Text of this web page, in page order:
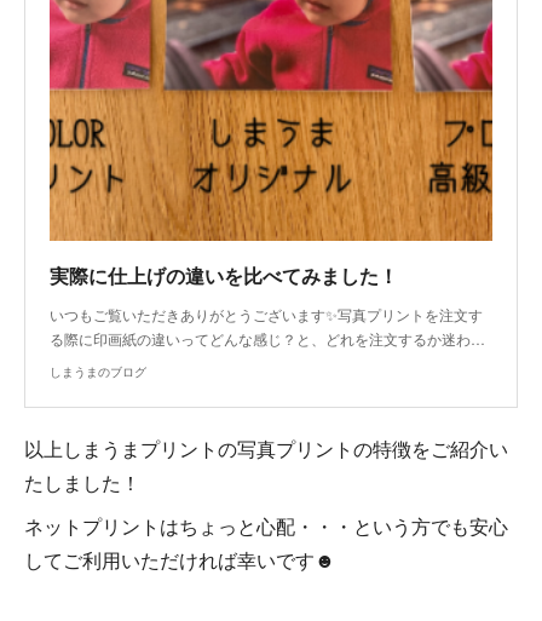
実際に仕上げの違いを比べてみました！
いつもご覧いただきありがとうございます✨写真プリントを注文す
る際に印画紙の違いってどんな感じ？と、どれを注文するか迷わ…
しまうまのブログ
以上しまうまプリントの写真プリントの特徴をご紹介い
たしました！
ネットプリントはちょっと心配・・・という方でも安心
してご利用いただければ幸いです☻